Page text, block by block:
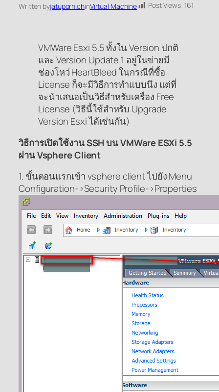
Written byjatuporn.chinVirtual Machine Post Views: 161
VMWare Esxi 5.5 ทั้งใน Version ปกติ
และ Version Update 1 อยู่ในข่ายมี
ช่องโหว่ HeartBleed ในกรณีที่ซื้อ
License ก็จะมีวิธีการทำแบบนึง แต่ที่
จะนำเสนอเป็นวิธีสำหรับเครื่อง Free
License (วิธีนี้ใช้สำหรับ Upgrade
Version Esxi ได้เช่นกัน)
วิธีการเปิดใช้งาน SSH บน VMWare ESXi 5.5
ผ่าน Vsphere Client
1. ขั้นตอนแรกเข้า vsphere client ไปยัง Menu
Configuration->Security Profile->Properties